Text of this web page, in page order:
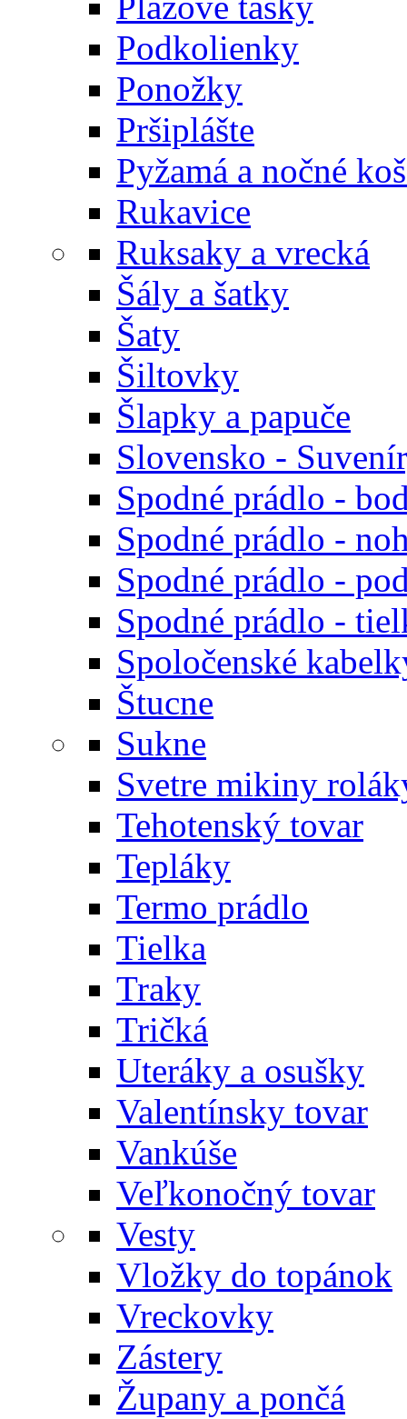
Podkolienky
Ponožky
Pršiplášte
Pyžamá a nočné
Rukavice
Ruksaky a vrecká
Šály a šatky
Šaty
Šiltovky
Šlapky a papuče
Slovensko -
Spodné prádlo -
Spodné prádlo -
Spodné prádlo -
Spodné prádlo -
Spoločenské
Štucne
Sukne
Svetre mikiny
Tehotenský tovar
Tepláky
Termo prádlo
Tielka
Traky
Tričká
Uteráky a osušky
Valentínsky tovar
Vankúše
Veľkonočný tovar
Vesty
Vložky do topánok
Vreckovky
Zástery
Župany a pončá